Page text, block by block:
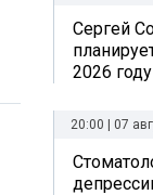
Сергей
2026 году
20:00 | 07